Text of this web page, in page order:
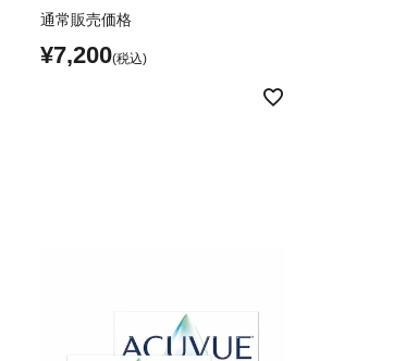
通常販売価格
¥7,200